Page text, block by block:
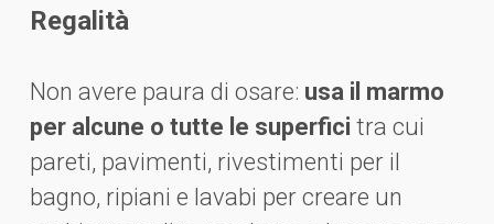
Regalità
Non avere paura di osare: usa il marmo
per alcune o tutte le superfici tra cui
pareti, pavimenti, rivestimenti per il
bagno, ripiani e lavabi per creare un